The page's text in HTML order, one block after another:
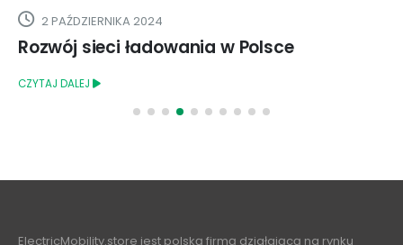
3 LUTEGO 2025
Czy jazda autonomiczna obniży ceny